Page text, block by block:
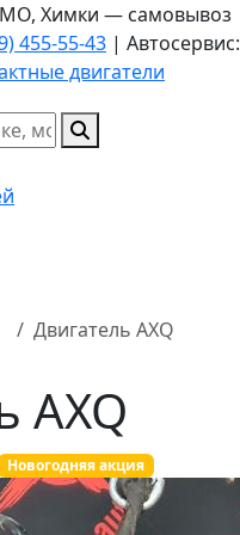
МО, Химки — самовывоз
455-55-43 | Автосервис:
двигатели
Двигатель AXQ
AXQ
Новогодняя акция